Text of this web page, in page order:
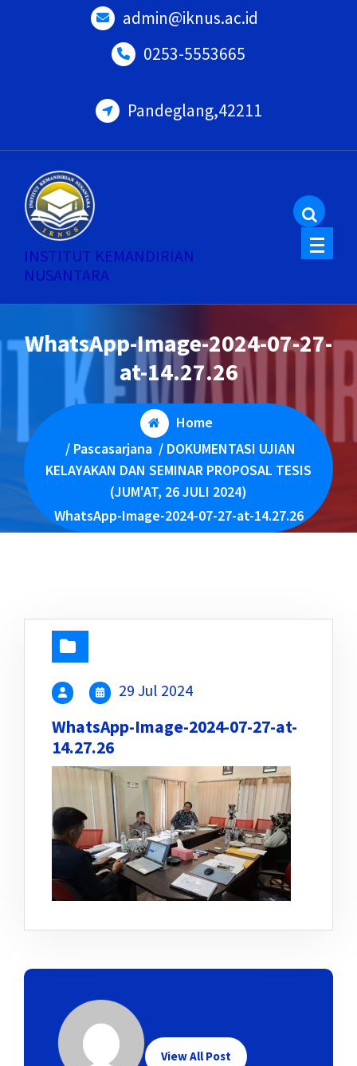
admin@iknus.ac.id
0253-5553665
Pandeglang,42211
INSTITUT KEMANDIRIAN
NUSANTARA
WhatsApp-Image-2024-07-27-
at-14.27.26
Home
/ Pascasarjana/ DOKUMENTASI UJIAN
KELAYAKAN DAN SEMINAR PROPOSAL TESIS
(JUM'AT, 26 JULI 2024)
WhatsApp-Image-2024-07-27-at-14.27.26
29 Jul 2024
WhatsApp-Image-2024-07-27-at-
14.27.26
View All Post